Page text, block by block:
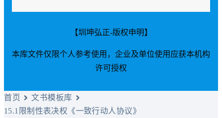
【圳坤弘正-版权申明】
本库文件仅限个人参考使用，企业及单位使用应获本机构
许可授权
首页
文书模板库
15.1限制性表决权《一致行动人协议》